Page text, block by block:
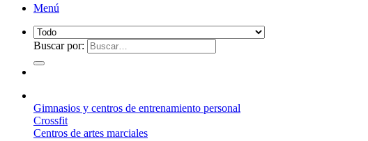
Menú
Buscar por:
Gimnasios y centros de entrenamiento personal
Crossfit
Centros de artes marciales